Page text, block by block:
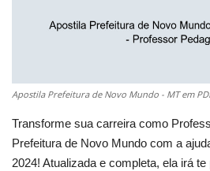
Apostila Prefeitura de Novo Mundo - MT em
Transforme sua carreira como
Prefeitura de Novo Mundo com a
2024! Atualizada e completa, ela irá